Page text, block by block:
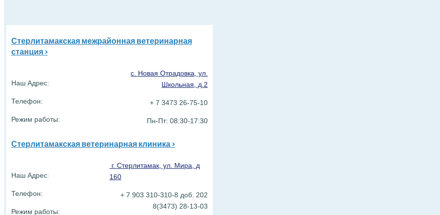
Стерлитамакская межрайонная ветеринарная
станция >
Наш Адрес:
Телефон:
Режим работы:
с. Новая Отрадовка, ул.
Школьная, д.2
+ 7 3473 26-75-10
Пн-Пт: 08:30-17:30
Стерлитамакская ветеринарная клиника >
Наш Адрес:
Телефон:
Режим работы:
г. Стерлитамак, ул. Мира, д
160
+ 7 903 310-310-8 доб. 202
8(3473) 28-13-03